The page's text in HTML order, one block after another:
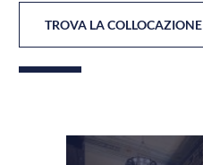
TROVA LA COLLOCAZIONE